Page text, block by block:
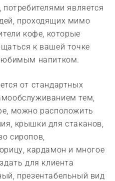
потребителями является
проходящих мимо
кофе, которые
к вашей точке
напитком.
от стандартных
тем,
можно расположить
крышки для стаканов,
сиропов,
кардамон и многое
для клиента
презентабельный вид